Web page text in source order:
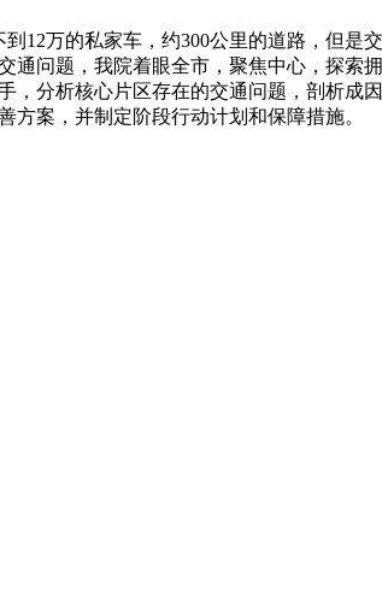
12万的私家车，约300公里的道路，但是
问题，我院着眼全市，聚焦中心，探索
分析核心片区存在的交通问题，剖析成
案，并制定阶段行动计划和保障措施。